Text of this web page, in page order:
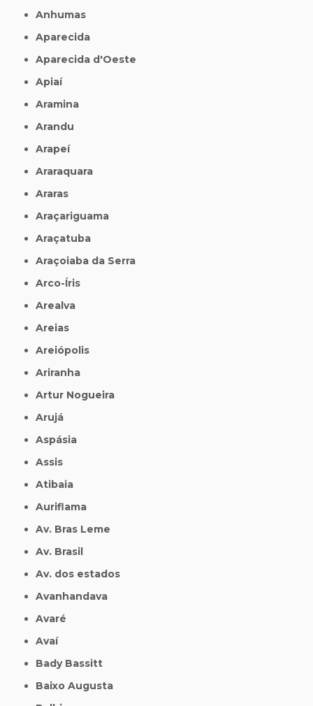
Anhumas
Aparecida
Aparecida d'Oeste
Apiaí
Aramina
Arandu
Arapeí
Araraquara
Araras
Araçariguama
Araçatuba
Araçoiaba da Serra
Arco-Íris
Arealva
Areias
Areiópolis
Ariranha
Artur Nogueira
Arujá
Aspásia
Assis
Atibaia
Auriflama
Av. Bras Leme
Av. Brasil
Av. dos estados
Avanhandava
Avaré
Avaí
Bady Bassitt
Baixo Augusta